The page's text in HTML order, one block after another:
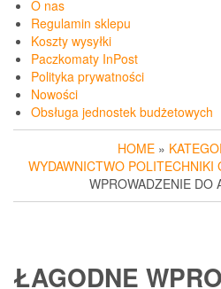
O nas
Regulamin sklepu
Koszty wysyłki
Paczkomaty InPost
Polityka prywatności
Nowości
Obsługa jednostek budżetowych
HOME »
WYDAWNICTWO POLITECHNIKI
WPROWADZENIE DO
ŁAGODNE